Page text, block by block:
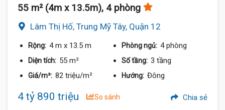
55 m² (4m x 13.5m), 4 phòng
Lâm Thị Hố, Trung Mỹ Tây, Quận 12
Rộng: 4 m x 13.5 m Phòng ngủ: 4 phòng
Diện tích: 55 m² Số tầng: 3 tầng
Giá/m²: 82 triệu/m² Hướng: Đông
4 tỷ 890 triệu So sánh Chia sẻ